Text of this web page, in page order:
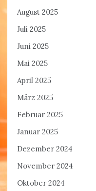
August 2025
Juli 2025
Juni 2025
Mai 2025
April 2025
März 2025
Februar 2025
Januar 2025
Dezember 2024
November 2024
Oktober 2024